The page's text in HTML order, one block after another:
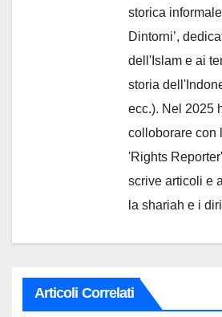
storica
Dintorni’,
dell'Islam e ai
storia
ecc.). Nel 2025
colloborare con
'Rights
scrive articoli e
la shariah e i
Articoli Correlati